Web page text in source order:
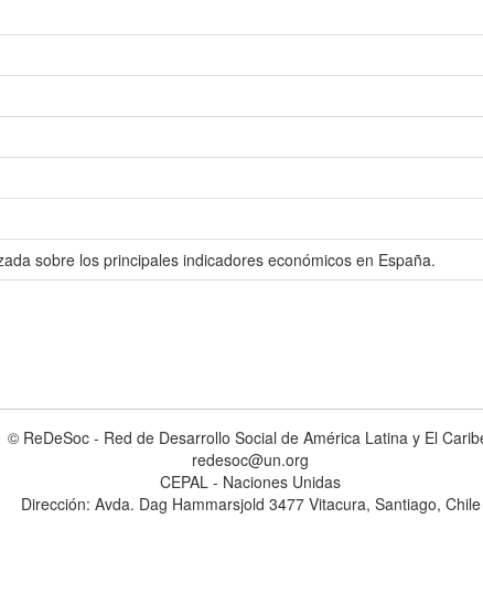
sobre los principales indicadores económicos en España.
© ReDeSoc - Red de Desarrollo Social de América Latina y El
redesoc@un.org
CEPAL - Naciones Unidas
Dirección: Avda. Dag Hammarsjold 3477 Vitacura, Santiago, Chile